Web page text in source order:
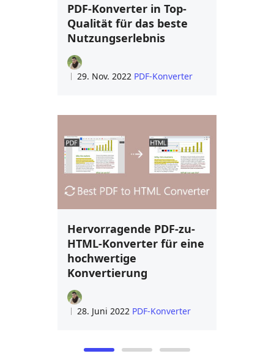
PDF‑Konverter in Top-
Qualität für das beste
Nutzungserlebnis
29. Nov. 2022 PDF-Konverter
Hervorragende PDF-zu-
HTML-Konverter für eine
hochwertige
Konvertierung
28. Juni 2022 PDF-Konverter